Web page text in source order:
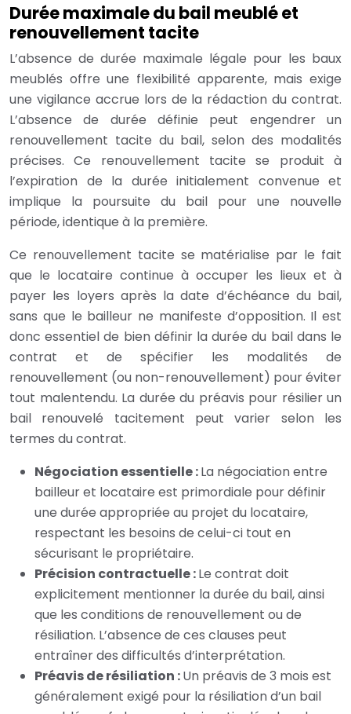
Durée maximale du bail meublé et
renouvellement tacite
L’absence de durée maximale légale pour les baux
meublés offre une flexibilité apparente, mais exige
une vigilance accrue lors de la rédaction du contrat.
L’absence de durée définie peut engendrer un
renouvellement tacite du bail, selon des modalités
précises. Ce renouvellement tacite se produit à
l’expiration de la durée initialement convenue et
implique la poursuite du bail pour une nouvelle
période, identique à la première.
Ce renouvellement tacite se matérialise par le fait
que le locataire continue à occuper les lieux et à
payer les loyers après la date d’échéance du bail,
sans que le bailleur ne manifeste d’opposition. Il est
donc essentiel de bien définir la durée du bail dans le
contrat et de spécifier les modalités de
renouvellement (ou non-renouvellement) pour éviter
tout malentendu. La durée du préavis pour résilier un
bail renouvelé tacitement peut varier selon les
termes du contrat.
Négociation essentielle :La négociation entre
bailleur et locataire est primordiale pour définir
une durée appropriée au projet du locataire,
respectant les besoins de celui-ci tout en
sécurisant le propriétaire.
Précision contractuelle :Le contrat doit
explicitement mentionner la durée du bail, ainsi
que les conditions de renouvellement ou de
résiliation. L’absence de ces clauses peut
entraîner des difficultés d’interprétation.
Préavis de résiliation :Un préavis de 3 mois est
généralement exigé pour la résiliation d’un bail